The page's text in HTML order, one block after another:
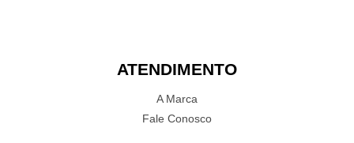
ATENDIMENTO
A Marca
Fale Conosco